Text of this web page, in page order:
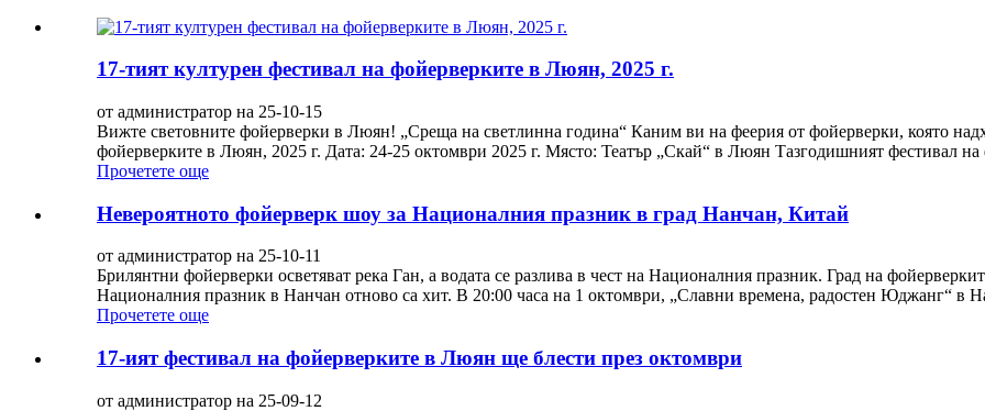
17-тият културен фестивал на фойерверките в Люян, 2025 г.
от администратор на 25-10-15
Вижте световните фойерверки в Люян! „Среща на светлинна година“ Каним ви на феерия от фойерверки, която
фойерверките в Люян, 2025 г. Дата: 24-25 октомври 2025 г. Място: Театър „Скай“ в Люян Тазгодишният фестивал на
Прочетете още
Невероятното фойерверк шоу за Националния празник в град Нанчан, Китай
от администратор на 25-10-11
Брилянтни фойерверки осветяват река Ган, а водата се разлива в чест на Националния празник. Град на
Националния празник в Нанчан отново са хит. В 20:00 часа на 1 октомври, „Славни времена, радостен Юджанг“ в
Прочетете още
17-ият фестивал на фойерверките в Люян ще блести през октомври
от администратор на 25-09-12